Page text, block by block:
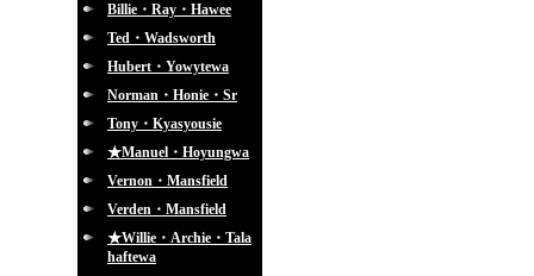
Billie・Ray・Hawee
Ted・Wadsworth
Hubert・Yowytewa
Norman・Honie・Sr
Tony・Kyasyousie
★Manuel・Hoyungwa
Vernon・Mansfield
Verden・Mansfield
★Willie・Archie・Tala
haftewa